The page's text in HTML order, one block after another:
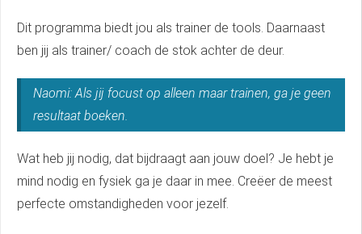
Dit programma biedt jou als trainer de tools. Daarnaast
ben jij als trainer/ coach de stok achter de deur.
Naomi: Als jij focust op alleen maar trainen, ga je geen
resultaat boeken.
Wat heb jij nodig, dat bijdraagt aan jouw doel? Je hebt je
mind nodig en fysiek ga je daar in mee. Creëer de meest
perfecte omstandigheden voor jezelf.